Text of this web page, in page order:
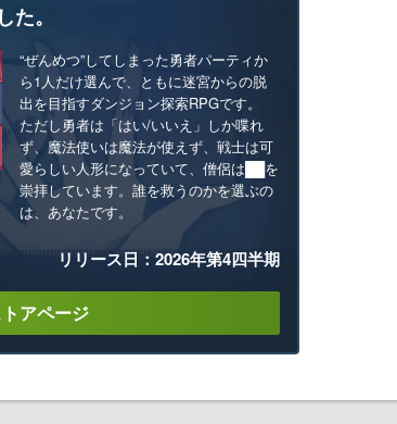
。
“ぜんめつ”してしまった勇者パーティか
ら1人だけ選んで、ともに迷宮からの脱
出を目指すダンジョン探索RPGです。
ただし勇者は「はい/いいえ」しか喋れ
ず、魔法使いは魔法が使えず、戦士は可
愛らしい人形になっていて、僧侶は██を
崇拝しています。誰を救うのかを選ぶの
は、あなたです。
リリース日：2026年第4四半期
アページ